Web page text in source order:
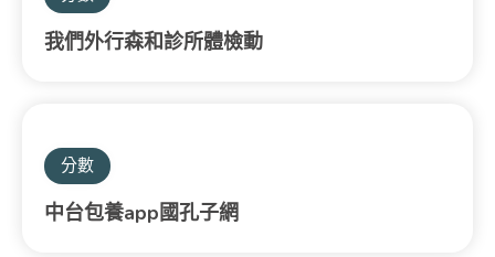
我們外行森和診所體檢動
分數
中台包養app國孔子網